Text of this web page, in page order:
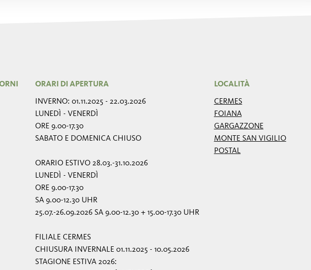
ORARI DI APERTURA
INVERNO: 01.11.2025 - 22.03.2026
LUNEDÌ - VENERDÌ
ORE 9.00-17.30
SABATO E DOMENICA CHIUSO
ORARIO ESTIVO 28.03.-31.10.2026
LUNEDÌ - VENERDÌ
ORE 9.00-17.30
SA 9.00-12.30 UHR
25.07.-26.09.2026 SA 9.00-12.30 + 15.00-17.30 UHR
FILIALE CERMES
CHIUSURA INVERNALE 01.11.2025 - 10.05.2026
STAGIONE ESTIVA 2026:
LOCALITÀ
CERMES
FOIANA
GARGAZZONE
MONTE SAN VIGILIO
POSTAL